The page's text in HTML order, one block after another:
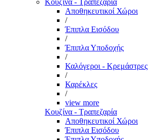
Κουζίνα - Τραπεζαρία
Αποθηκευτικοί Χώροι
/
Έπιπλα Εισόδου
/
Έπιπλα Υποδοχής
/
Καλόγεροι - Κρεμάστρες
/
Καρέκλες
/
view more
Κουζίνα - Τραπεζαρία
Αποθηκευτικοί Χώροι
Έπιπλα Εισόδου